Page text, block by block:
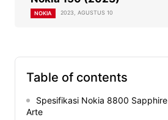
NOKIA 2023, AGUSTUS 10
Table of contents
Spesifikasi Nokia 8800 Sapphire
Arte